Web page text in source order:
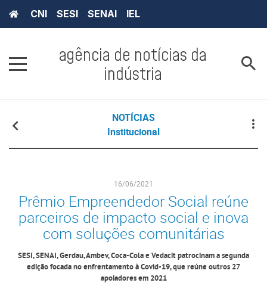
CNI SESI SENAI IEL
agência de notícias da
indústria
NOTÍCIAS
Institucional
16/06/2021
Prêmio Empreendedor Social reúne
parceiros de impacto social e inova
com soluções comunitárias
SESI, SENAI, Gerdau, Ambev, Coca-Cola e Vedacit patrocinam a segunda
edição focada no enfrentamento à Covid-19, que reúne outros 27
apoiadores em 2021